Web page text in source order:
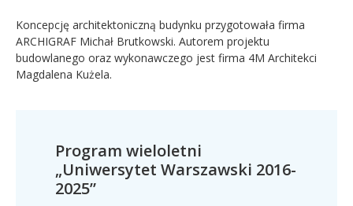
Koncepcję architektoniczną budynku przygotowała firma
ARCHIGRAF Michał Brutkowski. Autorem projektu
budowlanego oraz wykonawczego jest firma 4M Architekci
Magdalena Kużela.
Program wieloletni
„Uniwersytet Warszawski 2016-
2025”